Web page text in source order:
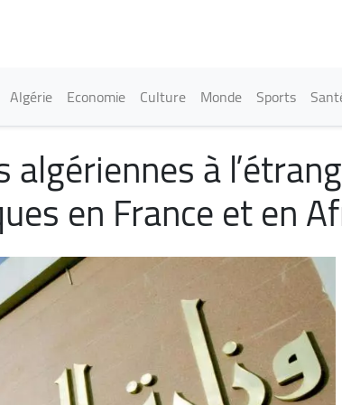
navigation
Algérie Economie Culture Monde Sports
à
en France et en